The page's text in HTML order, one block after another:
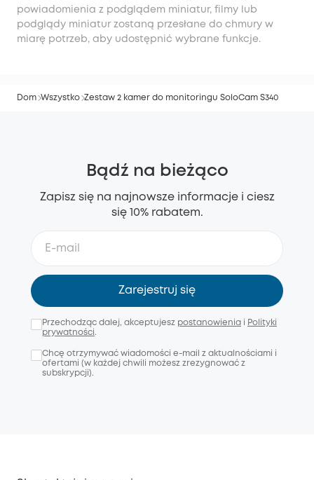
powiadomienia z podglądem miniatur, filmy lub
podglądy miniatur zostaną przesłane do chmury w
miarę potrzeb, aby udostępnić wybrane funkcje.
Dom Wszystko Zestaw 2 kamer do monitoringu SoloCam S340
Bądź na bieżąco
Zapisz się na najnowsze informacje i ciesz
się 10% rabatem.
Zarejestruj się
Przechodząc dalej, akceptujesz postanowienia i Polityki
prywatności.
Chcę otrzymywać wiadomości e-mail z aktualnościami i
ofertami (w każdej chwili możesz zrezygnować z
subskrypcji).